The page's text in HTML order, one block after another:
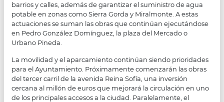
barrios y calles, además de garantizar el suministro de agua
potable en zonas como Sierra Gorda y Miralmonte. A estas
actuaciones se suman las obras que continúan ejecutándose
en Pedro González Domínguez, la plaza del Mercado o
Urbano Pineda.
La movilidad y el aparcamiento continúan siendo prioridades
para el Ayuntamiento. Próximamente comenzarán las obras
del tercer carril de la avenida Reina Sofía, una inversión
cercana al millón de euros que mejorará la circulación en uno
de los principales accesos a la ciudad. Paralelamente, el